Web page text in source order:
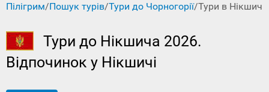
Пілігрим/Пошук турів/Тури до Чорногорії/Тури в Нікшич
Тури до Нікшича 2026.
Відпочинок у Нікшичі